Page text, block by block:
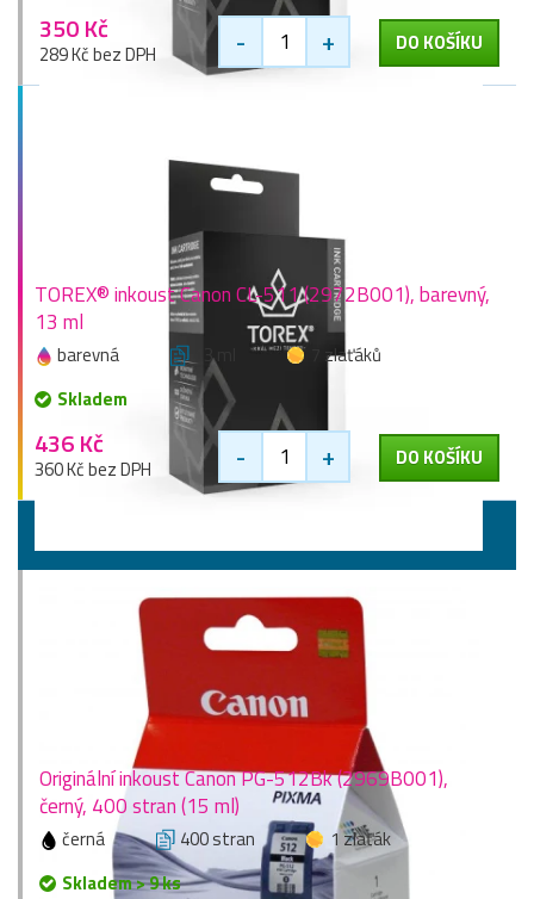
350 Kč
289 Kč bez DPH - + DO KOŠÍKU
TOREX® inkoust Canon CL-511 (2972B001), barevný,
13 ml
barevná 13 ml
7 zlaťáků
Skladem
436 Kč
360 Kč bez DPH - + DO KOŠÍKU
Originální inkoust Canon PG-512Bk (2969B001),
černý, 400 stran (15 ml)
černá 400 stran
1 zlaťák
Skladem > 9 ks